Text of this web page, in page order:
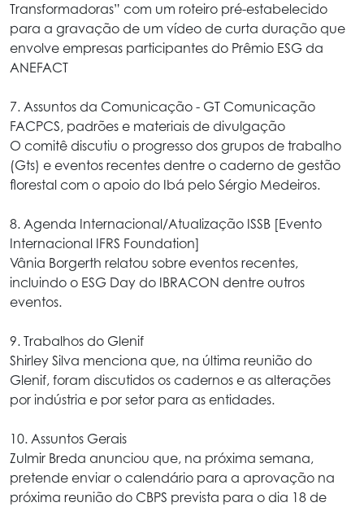
Transformadoras” com um roteiro pré-estabelecido
para a gravação de um vídeo de curta duração que
envolve empresas participantes do Prêmio ESG da
ANEFACT
7. Assuntos da Comunicação - GT Comunicação
FACPCS, padrões e materiais de divulgação
O comitê discutiu o progresso dos grupos de trabalho
(Gts) e eventos recentes dentre o caderno de gestão
florestal com o apoio do Ibá pelo Sérgio Medeiros.
8. Agenda Internacional/Atualização ISSB [Evento
Internacional IFRS Foundation]
Vânia Borgerth relatou sobre eventos recentes,
incluindo o ESG Day do IBRACON dentre outros
eventos.
9. Trabalhos do Glenif
Shirley Silva menciona que, na última reunião do
Glenif, foram discutidos os cadernos e as alterações
por indústria e por setor para as entidades.
10. Assuntos Gerais
Zulmir Breda anunciou que, na próxima semana,
pretende enviar o calendário para a aprovação na
próxima reunião do CBPS prevista para o dia 18 de